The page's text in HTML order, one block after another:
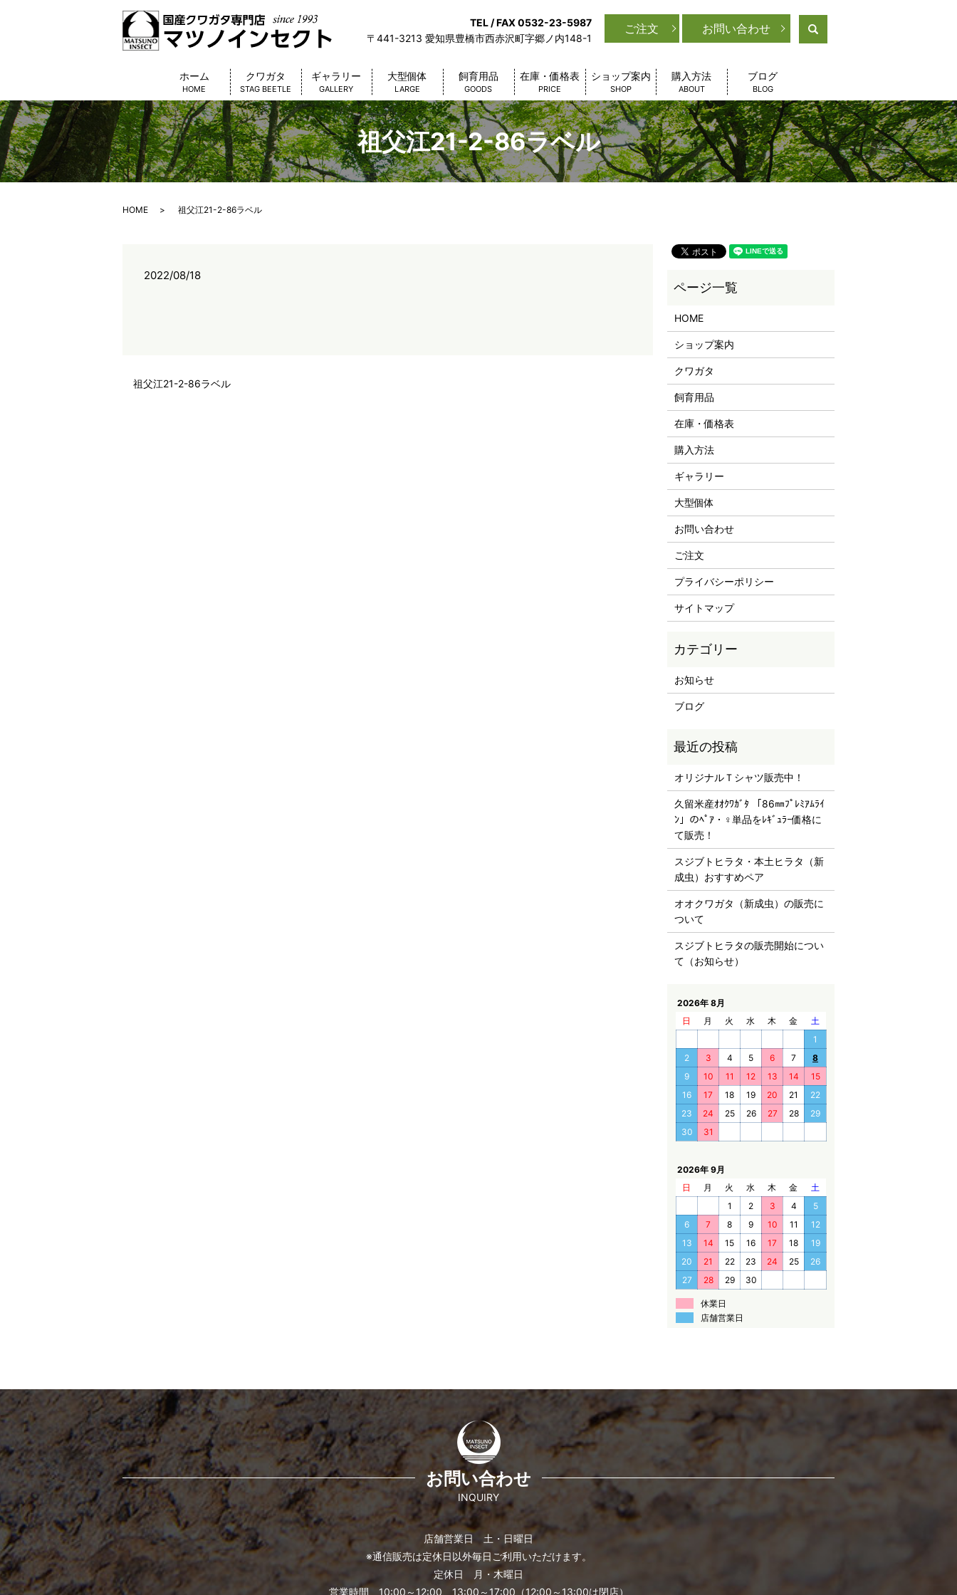
TEL / FAX 0532-23-5987
〒441-3213 愛知県豊橋市西赤沢町字郷ノ内148-1
ご注文 お問い合わせ
ホーム
HOME
クワガタ
STAG BEETLE
ギャラリー
GALLERY
大型個体
LARGE
飼育用品
GOODS
在庫・価格表
PRICE
ショップ案内
SHOP
購入方法
ABOUT
ブログ
BLOG
祖父江21-2-86ラベル
HOME 祖父江21-2-86ラベル
2022/08/18
祖父江21-2-86ラベル
HOME
ショップ案内
クワガタ
飼育用品
在庫・価格表
購入方法
ギャラリー
大型個体
お問い合わせ
ご注文
プライバシーポリシー
サイトマップ
お知らせ
ブログ
オリジナルＴシャツ販売中！
久留米産ｵｵｸﾜｶﾞﾀ 「86㎜ﾌﾟﾚﾐｱﾑﾗｲ
ﾝ」のﾍﾟｱ・♀単品をﾚｷﾞｭﾗｰ価格に
て販売！
スジブトヒラタ・本土ヒラタ（新
成虫）おすすめペア
オオクワガタ（新成虫）の販売に
ついて
スジブトヒラタの販売開始につい
て（お知らせ）
2026年 8月
日
月 火 水 木 金
土
1
2
3 4 5 6 7
8
9
10 11 12 13 14
15
16
17 18 19 20 21
22
23
24 25 26 27 28
29
30
31
2026年 9月
日
月 火 水 木 金
土
1
2 3 4
5
6
7 8 9 10 11
12
13
14 15 16 17 18
19
20
21 22 23 24 25
26
27
28 29 30
休業日
店舗営業日
お問い合わせ
INQUIRY
店舗営業日 土・日曜日
※通信販売は定休日以外毎日ご利用いただけます。
定休日 月・木曜日
営業時間 10:00～12:00、13:00～17:00（12:00～13:00は閉店）